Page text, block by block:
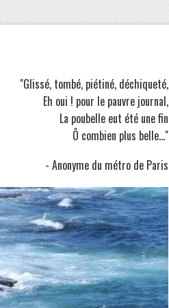
"Glissé, tombé, piétiné, déchiqueté,
Eh oui ! pour le pauvre journal,
La poubelle eut été une fin
Ô combien plus belle..."
- Anonyme du métro de Paris